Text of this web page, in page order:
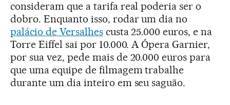
consideram que a tarifa real poderia ser o
dobro. Enquanto isso, rodar um dia no
palácio de Versalhescusta 25.000 euros, e na
Torre Eiffel sai por 10.000. A Ópera Garnier,
por sua vez, pede mais de 20.000 euros para
que uma equipe de filmagem trabalhe
durante um dia inteiro em seu saguão.